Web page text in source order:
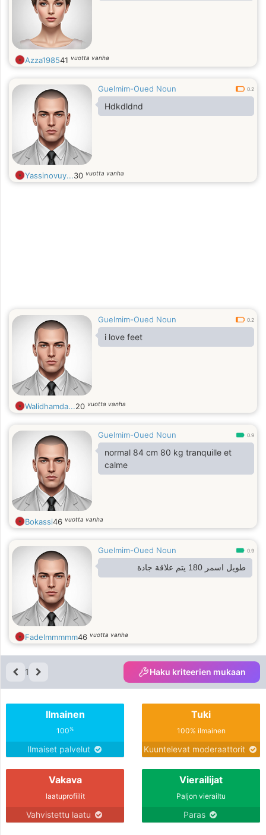
Azza198541 vuotta vanha
Guelmim-Oued Noun 0.2
Hdkdldnd
Yassinovuy...30 vuotta vanha
Guelmim-Oued Noun 0.2
i love feet
Walidhamda...20 vuotta vanha
Guelmim-Oued Noun 0.9
normal 84 cm 80 kg tranquille et
calme
Bokassi46 vuotta vanha
Guelmim-Oued Noun 0.9
طويل اسمر 180 يتم علاقة جادة
Fadelmmmmm46 vuotta vanha
1 Haku kriteerien mukaan
Ilmainen
100%
Ilmaiset palvelut
Tuki
100% ilmainen
Kuuntelevat moderaattorit
Vakava
laatuprofiilit
Vahvistettu laatu
Vierailijat
Paljon vierailtu
Paras